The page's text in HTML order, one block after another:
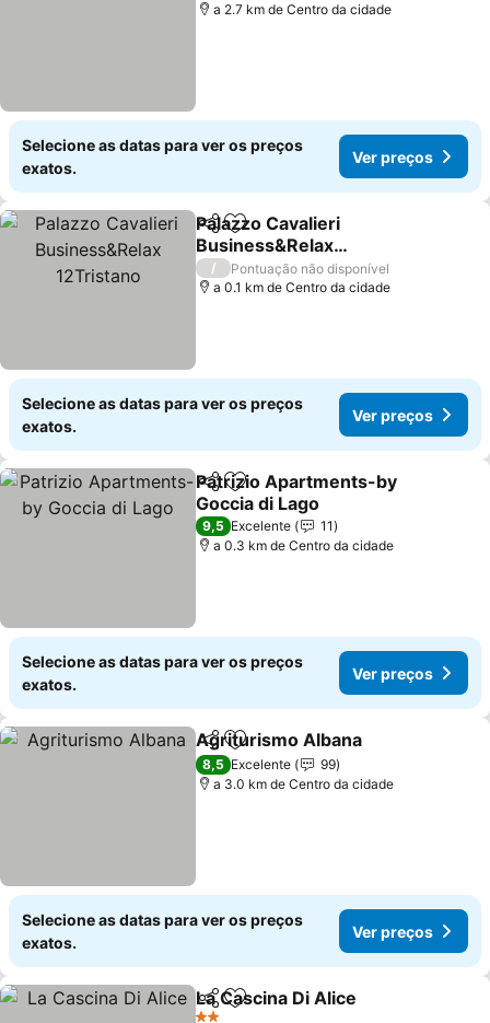
a 2.7 km de Centro da cidade
Selecione as datas para ver os preços
exatos.
Ver preços
PartilharAdicionar aos favoritos
Palazzo Cavalieri
Business&Relax
12Tristano
/
Pontuação não disponível
a 0.1 km de Centro da cidade
Selecione as datas para ver os preços
exatos.
Ver preços
PartilharAdicionar aos favoritos
Patrizio Apartments-by
Goccia di Lago
9,5 Excelente
11
a 0.3 km de Centro da cidade
Selecione as datas para ver os preços
exatos.
Ver preços
PartilharAdicionar aos favoritos
Agriturismo Albana
8,5 Excelente
99
a 3.0 km de Centro da cidade
Selecione as datas para ver os preços
exatos.
Ver preços
PartilharAdicionar aos favoritos
La Cascina Di Alice